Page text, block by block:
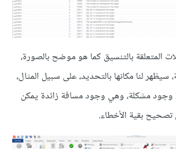
المتعلقة بالتنسيق كما هو موضح بالصورة،
لنا مكانها بالتحديد، على سبيل المثال،
وجود مشكلة، وهي وجود مسافة زائدة يمكن
بقية الأخطاء.